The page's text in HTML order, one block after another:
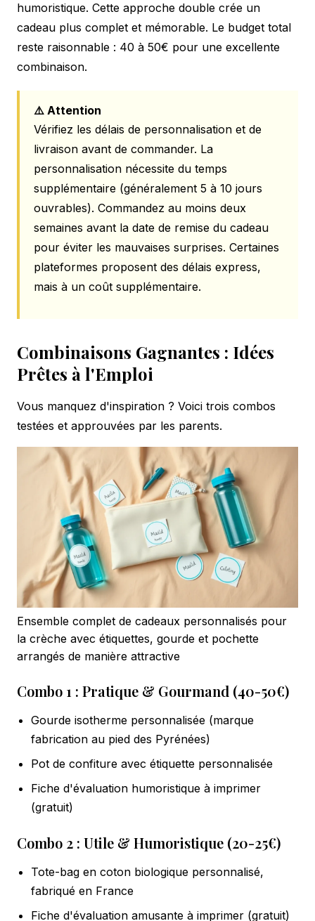
humoristique. Cette approche double crée un
cadeau plus complet et mémorable. Le budget total
reste raisonnable : 40 à 50€ pour une excellente
combinaison.
⚠️ Attention
Vérifiez les délais de personnalisation et de
livraison avant de commander. La
personnalisation nécessite du temps
supplémentaire (généralement 5 à 10 jours
ouvrables). Commandez au moins deux
semaines avant la date de remise du cadeau
pour éviter les mauvaises surprises. Certaines
plateformes proposent des délais express,
mais à un coût supplémentaire.
Combinaisons Gagnantes : Idées
Prêtes à l'Emploi
Vous manquez d'inspiration ? Voici trois combos
testées et approuvées par les parents.
Ensemble complet de cadeaux personnalisés pour
la crèche avec étiquettes, gourde et pochette
arrangés de manière attractive
Combo 1 : Pratique & Gourmand (40-50€)
Gourde isotherme personnalisée (marque
fabrication au pied des Pyrénées)
Pot de confiture avec étiquette personnalisée
Fiche d'évaluation humoristique à imprimer
(gratuit)
Combo 2 : Utile & Humoristique (20-25€)
Tote-bag en coton biologique personnalisé,
fabriqué en France
Fiche d'évaluation amusante à imprimer (gratuit)